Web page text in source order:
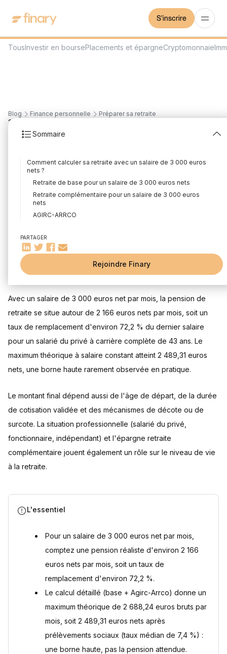
S'inscrire
TousInvestir en boursePlacements et épargneCryptomonnaie
Blog Finance personnelle Préparer sa retraite
Sommaire
Comment calculer sa retraite avec un salaire de 3 000 euros
nets ?
Retraite de base pour un salaire de 3 000 euros nets
Retraite complémentaire pour un salaire de 3 000 euros
nets
AGIRC-ARRCO
net ?
Quels facteurs font varier le montant de la retraite ?
Les régimes de retraite en France
Régimes spéciaux
Retraite anticipée et épargne retraite
Quels prélèvements s'appliquent à une pension de 3 000
euros nets ?
Questions fréquentes
Est-ce que 3 000 euros net est une bonne retraite ?
?
La pension annoncée est-elle un montant brut ou net ?
Sources
PARTAGER
Rejoindre Finary
20
salaire de 3000 euros
net ?
Rédigé par
Mis à jour le 5 août 2026
Avec un salaire de 3 000 euros net par mois, la pension de
retraite se situe autour de 2 166 euros nets par mois, soit un
taux de remplacement d'environ 72,2 % du dernier salaire
pour un salarié du privé à carrière complète de 43 ans. Le
maximum théorique à salaire constant atteint 2 489,31 euros
nets, une borne haute rarement observée en pratique.
Le montant final dépend aussi de l'âge de départ, de la durée
de cotisation validée et des mécanismes de décote ou de
surcote. La situation professionnelle (salarié du privé,
fonctionnaire, indépendant) et l'épargne retraite
complémentaire jouent également un rôle sur le niveau de vie
à la retraite.
L'essentiel
Pour un salaire de 3 000 euros net par mois,
comptez une pension réaliste d'environ 2 166
euros nets par mois, soit un taux de
remplacement d'environ 72,2 %.
Le calcul détaillé (base + Agirc-Arrco) donne un
maximum théorique de 2 688,24 euros bruts par
mois, soit 2 489,31 euros nets après
prélèvements sociaux (taux médian de 7,4 %) :
une borne haute, pas la pension attendue.